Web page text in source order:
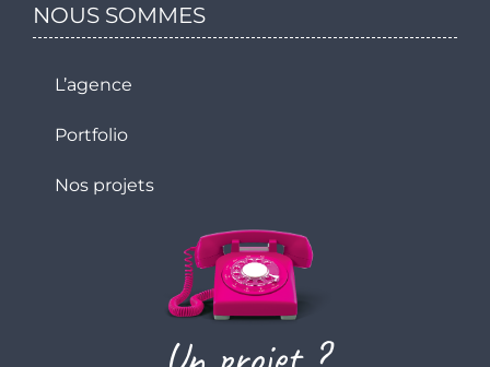
NOUS SOMMES
L’agence
Portfolio
Nos projets